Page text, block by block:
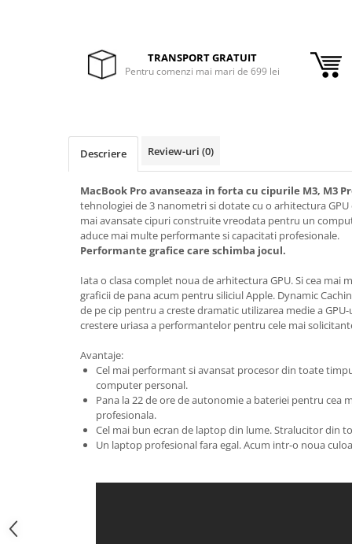
Microfoane & Casti Gaming
Tastaturi Gaming
Periferice PC
Componente PC
SSD
TRANSPORT GRATUIT
Pentru comenzi mai mari de 699 lei
Descriere Review-uri (0)
MacBook Proavanseaza in forta cu cipurile M3, M3
tehnologiei de 3 nanometri si dotate cu o arhitectura
mai avansate cipuri construite vreodata pentru un
aduce mai multe performante si capacitati profesionale.
Performante grafice care schimba jocul.
Iata o clasa complet noua de arhitectura GPU. Si cea mai
graficii de pana acum pentru siliciul Apple. Dynamic
de pe cip pentru a creste dramatic utilizarea medie a GPU-
crestere uriasa a performantelor pentru cele mai
Avantaje:
Cel mai performant si avansat procesor din toate
computer personal.
Pana la 22 de ore de autonomie a bateriei pentru cea
profesionala.
Cel mai bun ecran de laptop din lume. Stralucitor din
Un laptop profesional fara egal. Acum intr-o noua